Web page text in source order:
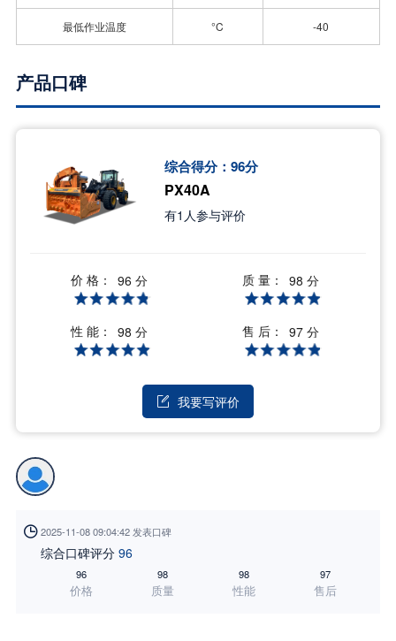
最低作业温度 °C -40
产品口碑
综合得分： 96分
PX40A
有1 人参与评价
价 格： 96 分 质 量： 98 分
性 能： 98 分 售 后： 97 分
 我要写评价
 2025-11-08 09:04:42 发表口碑
综合口碑评分 96
96
价格
98
质量
98
性能
97
售后